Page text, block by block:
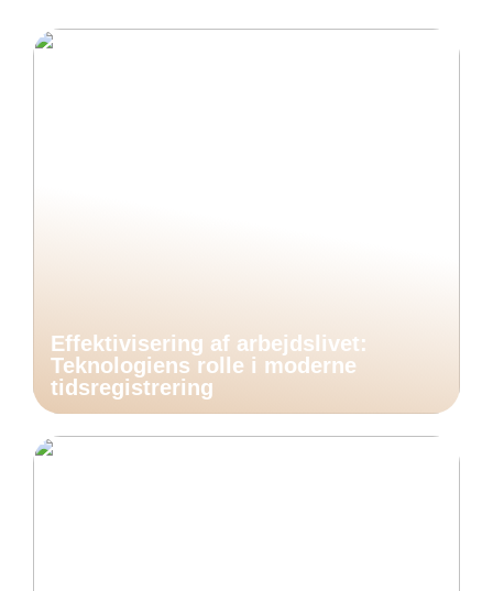
Effektivisering af arbejdslivet:
Teknologiens rolle i moderne
tidsregistrering